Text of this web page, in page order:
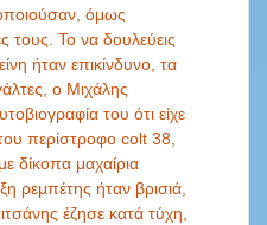
όμως
τους. Το να δουλεύεις
ήταν επικίνδυνο, τα
ο Μιχάλης
του ότι είχε
περίστροφο colt 38,
δίκοπα μαχαίρια
ρεμπέτης ήταν βρισιά,
έζησε κατά τύχη,